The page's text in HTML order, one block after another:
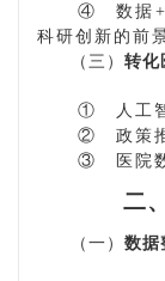
④数据
科研创新的前
（三） 转化
①
人工
② 政策
③
医院
二
（一） 数据